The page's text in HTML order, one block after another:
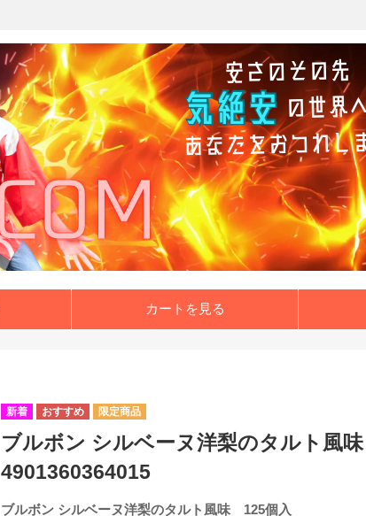
カートを見る
ブルボン シルベーヌ洋梨のタルト風
4901360364015
ブルボン シルベーヌ洋梨のタルト風味 125個入